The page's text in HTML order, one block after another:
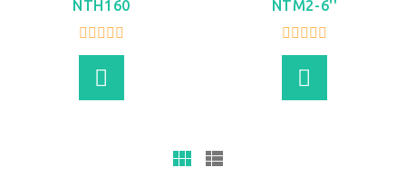
NTH160 NTM2-6''